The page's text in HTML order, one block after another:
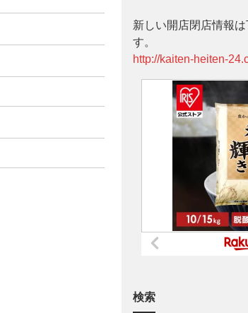
新しい開店閉店情報
す。
http://kaiten-heiten-
検索